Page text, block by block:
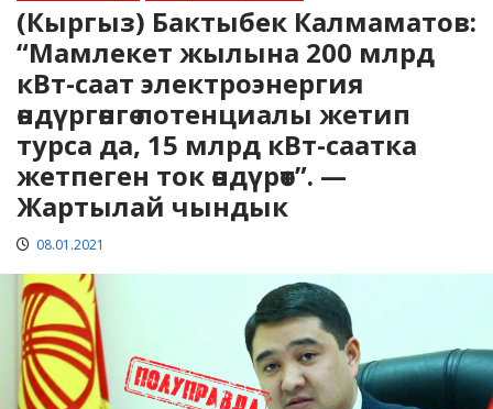
(Кыргыз) Бактыбек Калмаматов:
“Мамлекет жылына 200 млрд
кВт-саат электроэнергия
өндүргөнгө потенциалы жетип
турса да, 15 млрд кВт-саатка
жетпеген ток өндүрөт”. —
Жартылай чындык
08.01.2021